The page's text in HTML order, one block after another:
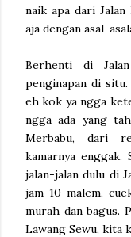
naik apa dari Jalan
aja dengan asal-
Berhenti di
penginapan di
eh kok ya ngga
ngga ada yang
Merbabu, dari
kamarnya enggak.
jalan-jalan dulu di
jam 10 malem,
murah dan bagus.
Lawang Sewu, kita